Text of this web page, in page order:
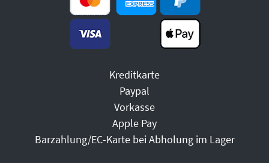
Kreditkarte
Paypal
Vorkasse
Apple Pay
Barzahlung/EC-Karte bei Abholung im Lager